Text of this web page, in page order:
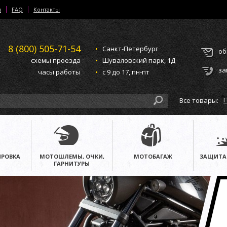
FAQ Контакты
8 (800) 505-71-54
схемы проезда
часы работы
Санкт-Петербург
Шуваловский парк, 1Д
с 9 до 17, пн-пт
Все товары:
МОТОШЛЕМЫ, ОЧКИ,
ГАРНИТУРЫ
МОТОБАГАЖ